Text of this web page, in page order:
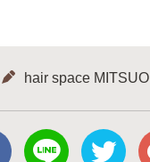
hair space MITSUO